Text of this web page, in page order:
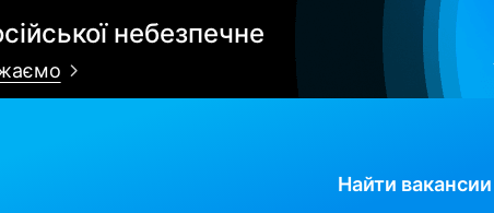
небезпечне
Найти вакансии